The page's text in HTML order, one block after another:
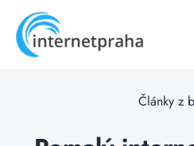
content
Články z